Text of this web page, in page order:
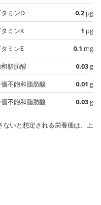
タミンD
0.2 µg
タミンK
1 µg
タミンE
0.1 mg
脂肪酸
0.03g
不飽和脂肪酸
0.01 g
不飽和脂肪酸
0.03g
いと想定される栄養価は、上